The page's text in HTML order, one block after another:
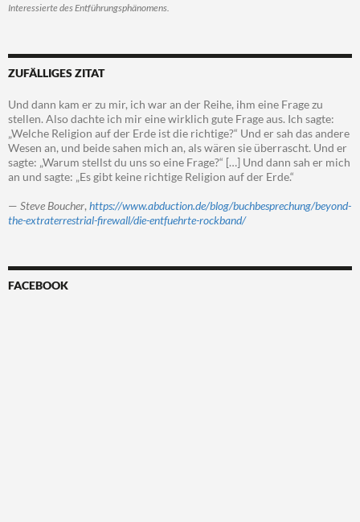
Interessierte des Entführungsphänomens.
ZUFÄLLIGES ZITAT
Und dann kam er zu mir, ich war an der Reihe, ihm eine Frage zu
stellen. Also dachte ich mir eine wirklich gute Frage aus. Ich sagte:
„Welche Religion auf der Erde ist die richtige?“ Und er sah das andere
Wesen an, und beide sahen mich an, als wären sie überrascht. Und er
sagte: „Warum stellst du uns so eine Frage?“ […] Und dann sah er mich
an und sagte: „Es gibt keine richtige Religion auf der Erde.“
— Steve Boucher, https://www.abduction.de/blog/buchbesprechung/beyond-
the-extraterrestrial-firewall/die-entfuehrte-rockband/
FACEBOOK